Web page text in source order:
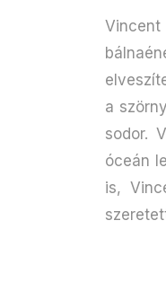
Vincent
a
sodor.
óceán
is,